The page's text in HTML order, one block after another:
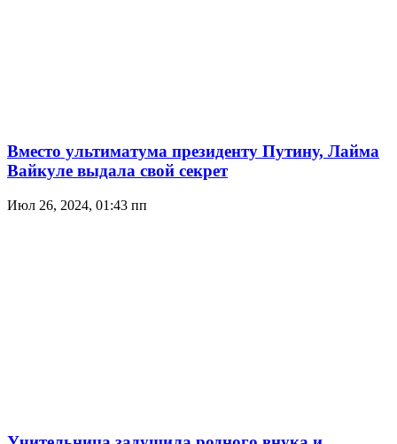
Вместо ультиматума президенту Путину, Лайма
Вайкуле выдала свой секрет
Июл 26, 2024, 01:43 пп